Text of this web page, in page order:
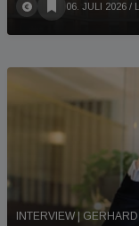
06. JULI 2026 /
INTERVIEW |